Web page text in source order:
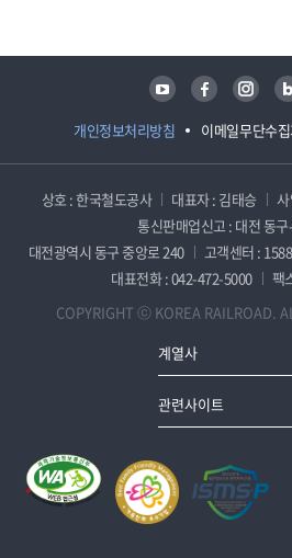
개인정보처리방침 이메일무단수
유튜브 페이스북 인스타그램 블로그
상호 : 한국철도공사 대표자 : 김태승
통신판매업신고 : 대전 동
대전광역시 동구 중앙로 240
고객센터 :
대표전화 : 042-472-5000
팩
COPYRIGHT ⓒ KOREA RAILROAD.
계열사
관련사이트